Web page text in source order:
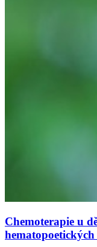
Chemoterapie u